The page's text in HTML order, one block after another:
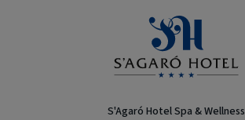
S'Agaró Hotel Spa & Wellness